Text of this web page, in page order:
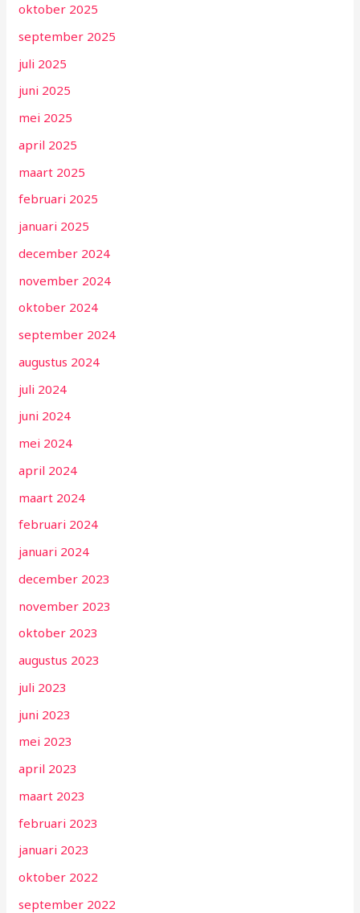
oktober 2025
september 2025
juli 2025
juni 2025
mei 2025
april 2025
maart 2025
februari 2025
januari 2025
december 2024
november 2024
oktober 2024
september 2024
augustus 2024
juli 2024
juni 2024
mei 2024
april 2024
maart 2024
februari 2024
januari 2024
december 2023
november 2023
oktober 2023
augustus 2023
juli 2023
juni 2023
mei 2023
april 2023
maart 2023
februari 2023
januari 2023
oktober 2022
september 2022